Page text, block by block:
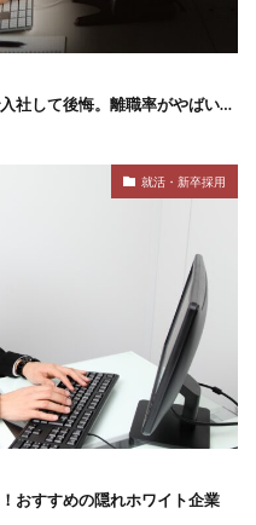
社して後悔。離職率がやばい…
就活・新卒採用
おすすめの隠れホワイト企業